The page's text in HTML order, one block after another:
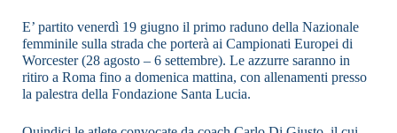
E’ partito venerdì 19 giugno il primo raduno della Nazionale
femminile sulla strada che porterà ai Campionati Europei di
Worcester (28 agosto – 6 settembre). Le azzurre saranno in
ritiro a Roma fino a domenica mattina, con allenamenti presso
la palestra della Fondazione Santa Lucia.